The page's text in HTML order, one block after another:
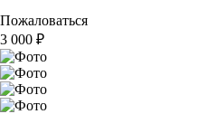
Пожаловаться
3 000 ₽